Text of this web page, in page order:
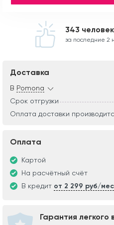
343
за последние 2
Доставка
В Pomona
Срок отгрузки
Оплата доставки
Оплата
Картой
На расчётный счёт
В кредит от 2 299 руб/мес
Гарантия легкого